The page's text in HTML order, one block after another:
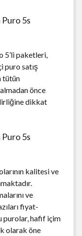
5s
5’li paketleri,
puro satış
tütün
önce
dikkat
5s
kalitesi ve
ve
fiyat-
purolar, hafif içim
olarak öne